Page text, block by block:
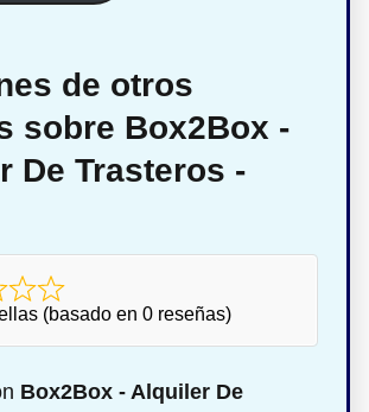
de otros
sobre Box2Box -
De Trasteros -
(basado en 0 reseñas)
Box2Box - Alquiler De